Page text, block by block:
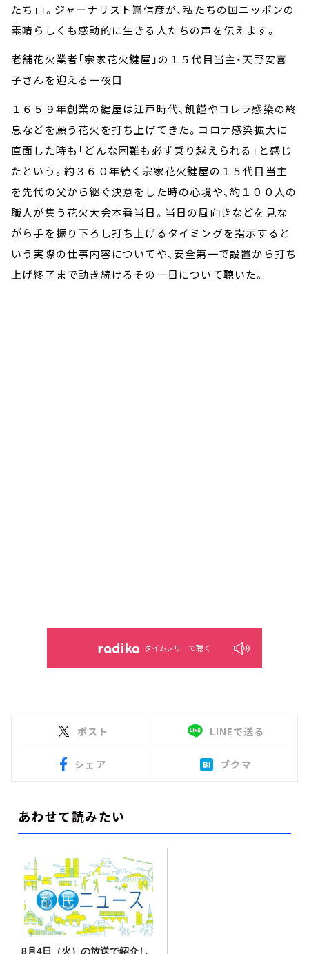
たち」」。ジャーナリスト嶌信彦が、私たちの国ニッポンの
素晴らしくも感動的に生きる人たちの声を伝えます。
老舗花火業者「宗家花火鍵屋」の１５代目当主・天野安喜
子さんを迎える一夜目
１６５９年創業の鍵屋は江戸時代、飢饉やコレラ感染の終
息などを願う花火を打ち上げてきた。コロナ感染拡大に
直面した時も「どんな困難も必ず乗り越えられる」と感じ
たという。約３６０年続く宗家花火鍵屋の１５代目当主
を先代の父から継ぐ決意をした時の心境や、約１００人の
職人が集う花火大会本番当日。当日の風向きなどを見な
がら手を振り下ろし打ち上げるタイミングを指示すると
いう実際の仕事内容についてや、安全第一で設置から打ち
上げ終了まで動き続けるその一日について聴いた。
タイムフリーで聴く
ポスト LINEで送る
シェア ブクマ
あわせて読みたい
8月4日（火）の放送で紹介し